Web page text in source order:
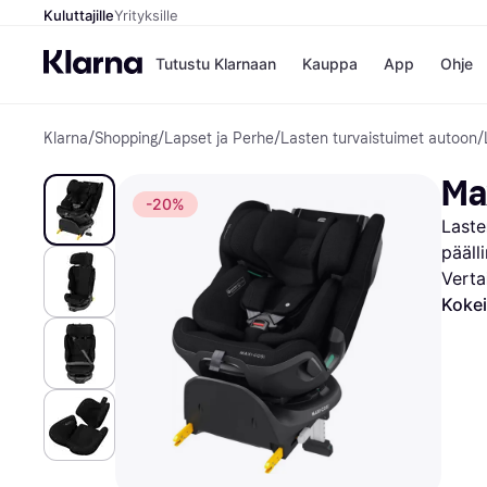
KuluttajilleYrityksille
Tutustu Klarnaan Kauppa
Kaupat
Gigantti
H&M
Peten
Wolt
App Ohje
Klarna/Shopping/Lapset ja Perhe/Lasten turvaistuimet autoon/
-20%